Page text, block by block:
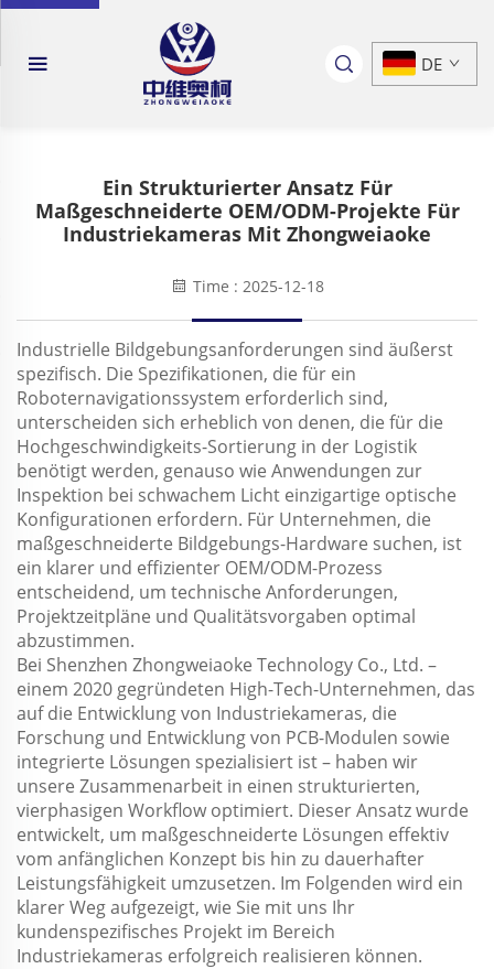
DE
Ein Strukturierter Ansatz Für
Maßgeschneiderte OEM/ODM-Projekte Für
Industriekameras Mit Zhongweiaoke
Time : 2025-12-18
Industrielle Bildgebungsanforderungen sind äußerst
spezifisch. Die Spezifikationen, die für ein
Roboternavigationssystem erforderlich sind,
unterscheiden sich erheblich von denen, die für die
Hochgeschwindigkeits-Sortierung in der Logistik
benötigt werden, genauso wie Anwendungen zur
Inspektion bei schwachem Licht einzigartige optische
Konfigurationen erfordern. Für Unternehmen, die
maßgeschneiderte Bildgebungs-Hardware suchen, ist
ein klarer und effizienter OEM/ODM-Prozess
entscheidend, um technische Anforderungen,
Projektzeitpläne und Qualitätsvorgaben optimal
abzustimmen.
Bei Shenzhen Zhongweiaoke Technology Co., Ltd. –
einem 2020 gegründeten High-Tech-Unternehmen, das
auf die Entwicklung von Industriekameras, die
Forschung und Entwicklung von PCB-Modulen sowie
integrierte Lösungen spezialisiert ist – haben wir
unsere Zusammenarbeit in einen strukturierten,
vierphasigen Workflow optimiert. Dieser Ansatz wurde
entwickelt, um maßgeschneiderte Lösungen effektiv
vom anfänglichen Konzept bis hin zu dauerhafter
Leistungsfähigkeit umzusetzen. Im Folgenden wird ein
klarer Weg aufgezeigt, wie Sie mit uns Ihr
kundenspezifisches Projekt im Bereich
Industriekameras erfolgreich realisieren können.